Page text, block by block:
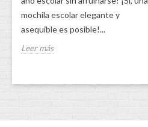
mochila escolar elegante y
asequible es posible!...
Leer más